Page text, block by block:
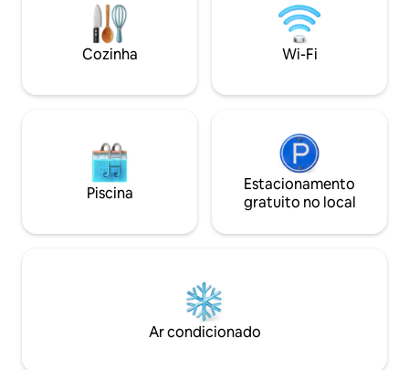
transporta-o para o movimentado
centro da ilha. É o equilíbrio perfeito:
uma escapadela verdadeiramente
relaxante e privada com fácil acesso a
de Granada —
distância. Perfeito para casais, amigos,
viajantes a solo,
a sua base ideal
Cozinha Wi-Fi
Piscina
Estacionamento
gratuito no local
Ar condicionado